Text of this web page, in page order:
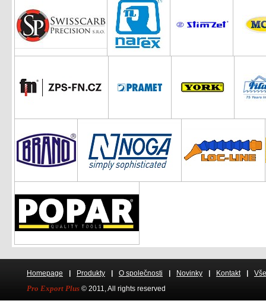
Homepage Produkty O společnosti Novinky Kontakt
Pro Export Plus © 2011, All rights